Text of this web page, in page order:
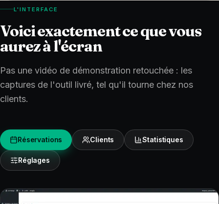
L'INTERFACE
Voici exactement ce que vous
aurez à l'écran
Pas une vidéo de démonstration retouchée : les
captures de l'outil livré, tel qu'il tourne chez nos
clients.
Réservations Clients Statistiques
Réglages